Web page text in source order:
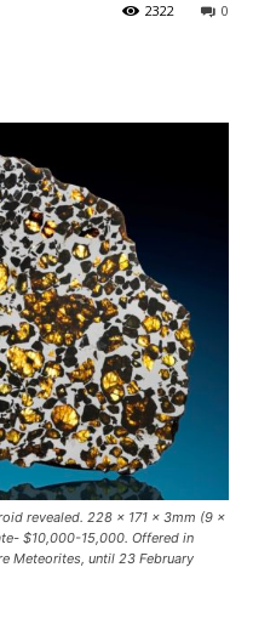
0
2322
revealed. 228 x 171 x 3mm (9 x
$10,000-15,000. Offered in
Meteorites, until 23 February